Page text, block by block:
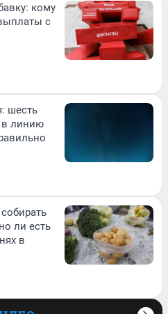
кому
с
шесть
в линию
ли есть
в